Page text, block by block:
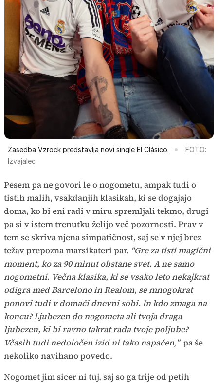
Zasedba Vzrock predstavlja novi single El Clásico.
FOTO:
Izvajalec
Pesem pa ne govori le o nogometu, ampak tudi o
tistih malih, vsakdanjih klasikah, ki se dogajajo
doma, ko bi eni radi v miru spremljali tekmo, drugi
pa si v istem trenutku želijo več pozornosti. Prav v
tem se skriva njena simpatičnost, saj se v njej brez
težav prepozna marsikateri par. "Gre za tisti magični
moment, ko za 90 minut obstane svet. A ne samo
nogometni. Večna klasika, ki se vsako leto nekajkrat
odigra med Barcelono in Realom, se mnogokrat
ponovi tudi v domači dnevni sobi. In kdo zmaga na
koncu? Ljubezen do nogometa ali tvoja draga
ljubezen, ki bi ravno takrat rada tvoje poljube?
Včasih tudi nedoločen izid ni tako napačen," pa še
nekoliko navihano povedo.
Nogomet jim sicer ni tuj, saj so ga trije od petih